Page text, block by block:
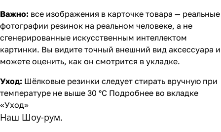
Важно: все изображения в карточке товара — реальные
фотографии резинок на реальном человеке, а не
сгенерированные искусственным интеллектом
картинки. Вы видите точный внешний вид аксессуара и
можете оценить, как он смотрится в укладке.
Уход: Шёлковые резинки следует стирать вручную при
температуре не выше 30 °C Подробнее во вкладке
«Уход»
Наш Шоу-рум.